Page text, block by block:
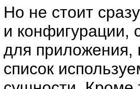
Но не стоит
и конфигурации,
для приложения,
список